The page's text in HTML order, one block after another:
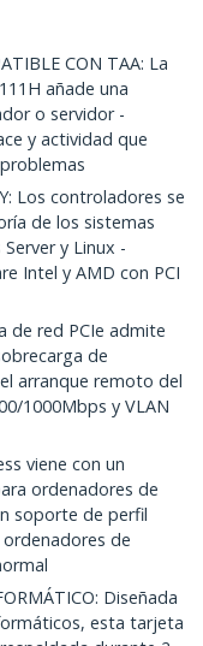
CON TAA: La
añade una
o servidor -
y actividad que
Los controladores se
de los sistemas
y Linux -
Intel y AMD con PCI
de red PCIe admite
de
arranque remoto del
1000Mbps y VLAN
viene con un
ordenadores de
soporte de perfil
de
Diseñada
esta tarjeta